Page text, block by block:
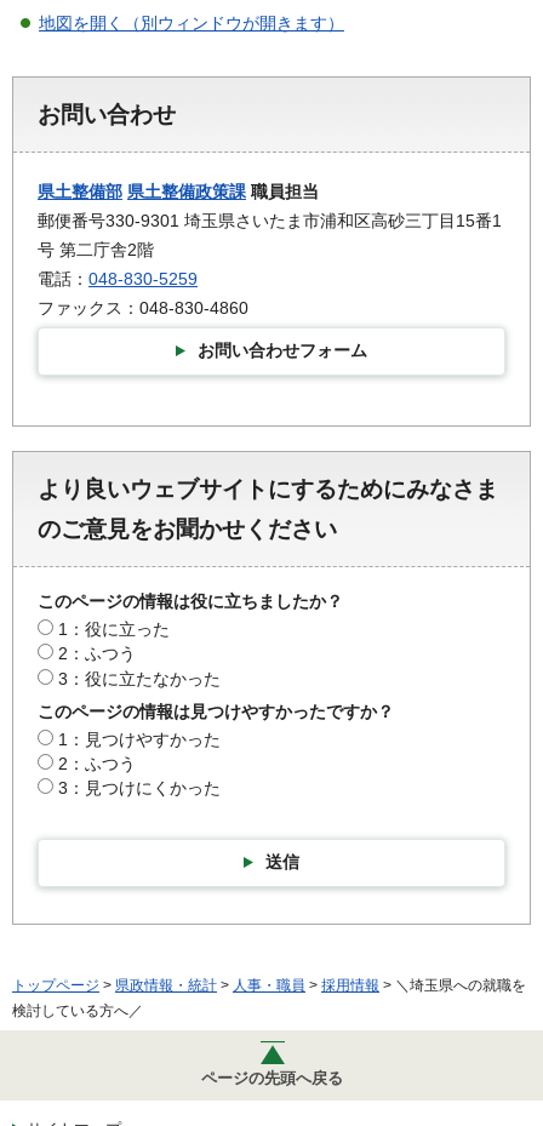
地図を開く（別ウィンドウが開きます）
お問い合わせ
県土整備部 県土整備政策課 職員担当
郵便番号330-9301 埼玉県さいたま市浦和区高砂三丁目15番1
号 第二庁舎2階
電話： 048-830-5259
ファックス：048-830-4860
お問い合わせフォーム
より良いウェブサイトにするためにみなさま
のご意見をお聞かせください
このページの情報は役に立ちましたか？
1：役に立った
2：ふつう
3：役に立たなかった
このページの情報は見つけやすかったですか？
1：見つけやすかった
2：ふつう
3：見つけにくかった
送信
トップページ > 県政情報・統計 > 人事・職員 > 採用情報 > ＼埼玉県への就職を
検討している方へ／
ページの先頭へ戻る